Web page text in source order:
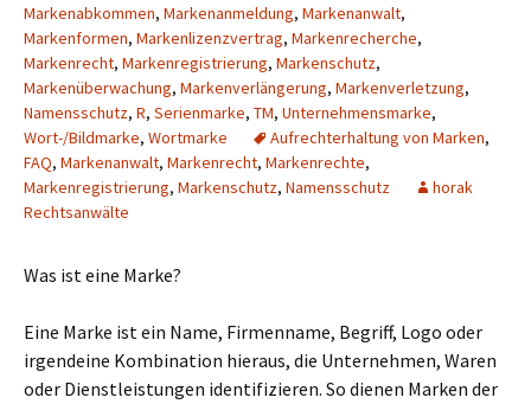
Markenabkommen, Markenanmeldung, Markenanwalt,
Markenformen, Markenlizenzvertrag, Markenrecherche,
Markenrecht, Markenregistrierung, Markenschutz,
Markenüberwachung, Markenverlängerung, Markenverletzung,
Namensschutz, R, Serienmarke, TM, Unternehmensmarke,
Wort-/Bildmarke, Wortmarke Aufrechterhaltung von Marken,
FAQ, Markenanwalt, Markenrecht, Markenrechte,
Markenregistrierung, Markenschutz, Namensschutz
horak
Rechtsanwälte
Was ist eine Marke?
Eine Marke ist ein Name, Firmenname, Begriff, Logo oder
irgendeine Kombination hieraus, die Unternehmen, Waren
oder Dienstleistungen identifizieren. So dienen Marken der